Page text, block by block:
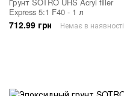
Express 5:1 F40 - 1 л
712.99 грн Немає в наявності